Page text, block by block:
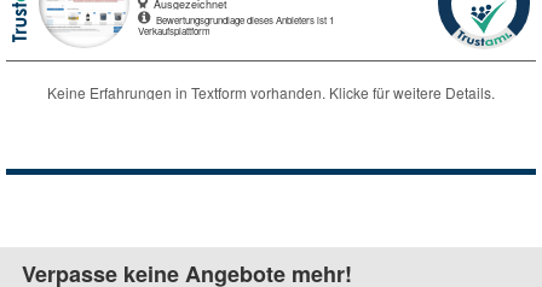
Verpasse keine Angebote mehr!